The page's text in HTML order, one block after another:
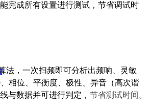
完成所有设置进行测试，节省调试时
法，一次扫频即可分析出频响、灵敏
相位、平衡度、极性、异音（高次谐
与数据并可进行判定， 节省测试时间。